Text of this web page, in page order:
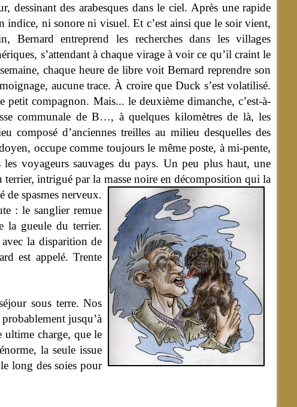
dessinant des arabesques dans le ciel. Après une rapide
indice, ni sonore ni visuel. Et c’est ainsi que le soir vient,
Bernard entreprend les recherches dans les villages
s’attendant à chaque virage à voir ce qu’il craint le
chaque heure de libre voit Bernard reprendre son
aucune trace. À croire que Duck s’est volatilisé.
compagnon. Mais... le deuxième dimanche, c’est-à-
communale de B…, à quelques kilomètres de là, les
composé d’anciennes treilles au milieu desquelles des
occupe comme toujours le même poste, à mi-pente,
voyageurs sauvages du pays. Un peu plus haut, une
terrier, intrigué par la masse noire en décomposition qui la
de spasmes nerveux.
: le sanglier remue
la gueule du terrier.
la disparition de
est appelé. Trente
sous terre. Nos
jusqu’à
ultime charge, que le
la seule issue
long des soies pour